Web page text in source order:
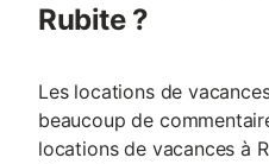
Rubite ?
Les locations de
beaucoup de
locations de vacances à